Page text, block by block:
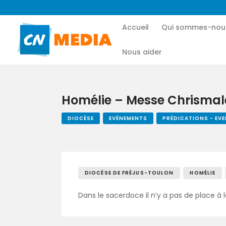
Accueil Qui sommes-
Nous aider
Homélie – Messe
DIOCÈSE EVÈNEMENTS PRÉDICATIONS -
DIOCÈSE DE FRÈJUS-TOULON HOMÉLIE
Dans le sacerdoce il n’y a pas de place à